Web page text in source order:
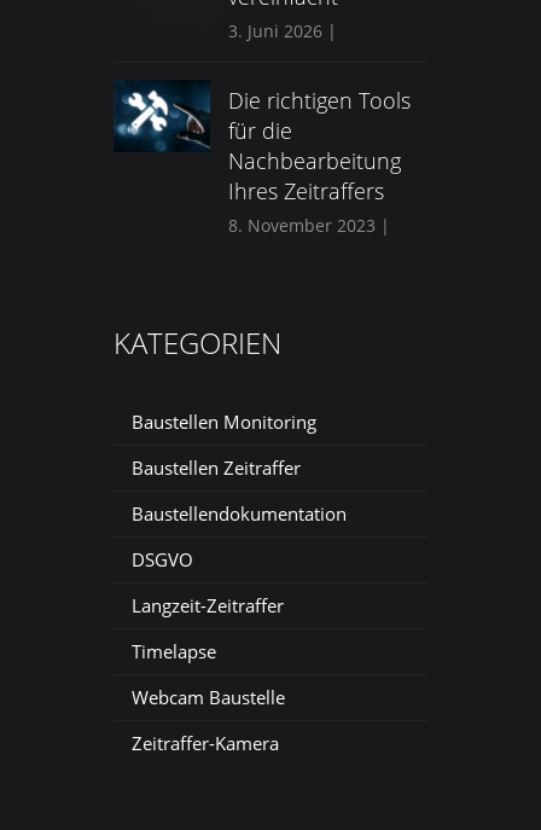
3. Juni 2026 |
Die richtigen Tools
für die
Nachbearbeitung
Ihres Zeitraffers
8. November 2023 |
KATEGORIEN
Baustellen Monitoring
Baustellen Zeitraffer
Baustellendokumentation
DSGVO
Langzeit-Zeitraffer
Timelapse
Webcam Baustelle
Zeitraffer-Kamera